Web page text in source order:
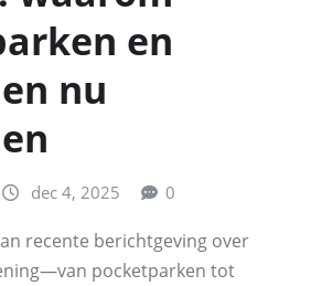
en
nu
dec 4, 2025 0
recente berichtgeving over
pocketparken tot